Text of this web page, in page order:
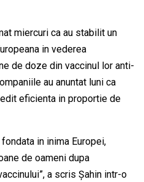
miercuri ca au stabilit un
in vederea
de doze din vaccinul lor anti-
au anuntat luni ca
eficienta in proportie de
in inima Europei,
de oameni dupa
a scris Șahin intr-o